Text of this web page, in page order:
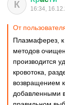
К 16:34,
От
Плазмаферез, к
методов
производится
кровотока,
возвращением
добавленными